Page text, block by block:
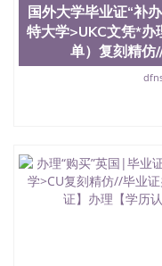
QQ微信551190476
551190476快速代办
速拿到国外文凭QQ
QQ微信551190476
551190476泰国文
回国证明QQ微信
551190476外国文
551190476 网上买
外文凭质量QQ微信
理QQ微信
国外大学毕业证“补
特大学>UKC文凭*
单）复刻精仿